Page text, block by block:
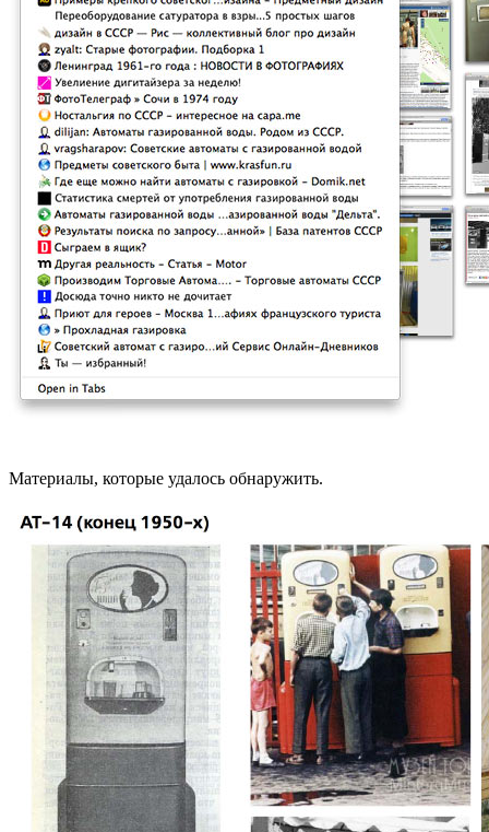
Материалы, которые удалось обнаружить.